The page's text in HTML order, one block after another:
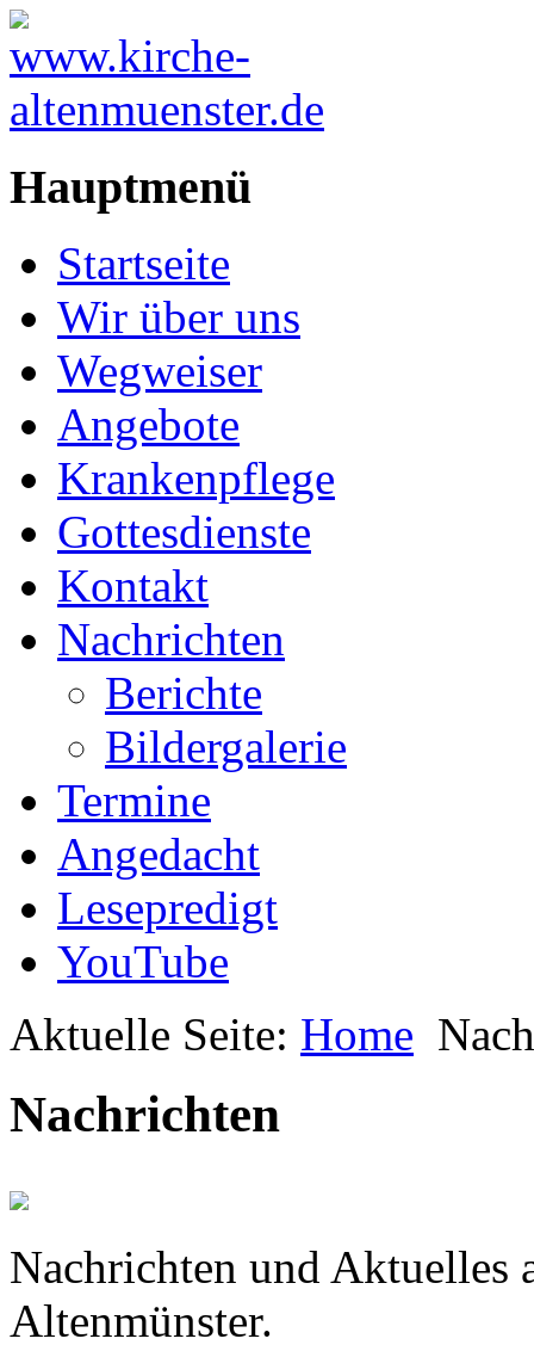
Hauptmenü
Startseite
Wir über uns
Wegweiser
Angebote
Krankenpflege
Gottesdienste
Kontakt
Nachrichten
Berichte
Bildergalerie
Termine
Angedacht
Lesepredigt
YouTube
Aktuelle Seite: Home
Nachrichten
Nachrichten und Aktuelles
Altenmünster.